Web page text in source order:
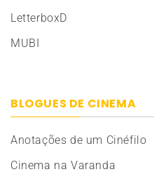
LetterboxD
MUBI
BLOGUES DE CINEMA
Anotações de um Cinéfilo
Cinema na Varanda